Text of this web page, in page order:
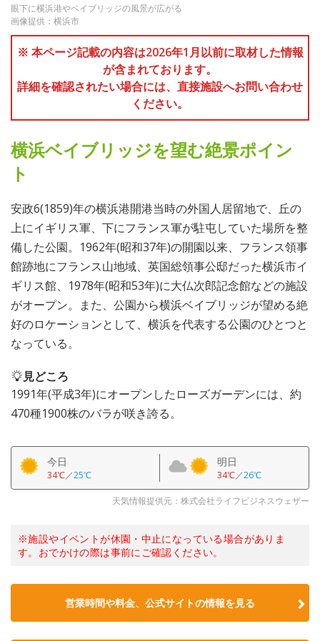
眼下に横浜港やベイブリッジの風景が広がる
画像提供：横浜市
※ 本ページ記載の内容は2026年1月以前に取材した情報
が含まれております。
詳細を確認されたい場合には、直接施設へお問い合わせ
ください。
横浜ベイブリッジを望む絶景ポイン
ト
安政6(1859)年の横浜港開港当時の外国人居留地で、丘の
上にイギリス軍、下にフランス軍が駐屯していた場所を整
備した公園。1962年(昭和37年)の開園以来、フランス領事
館跡地にフランス山地域、英国総領事公邸だった横浜市イ
ギリス館、1978年(昭和53年)に大仏次郎記念館などの施設
がオープン。また、公園から横浜ベイブリッジが望める絶
好のロケーションとして、横浜を代表する公園のひとつと
なっている。
見どころ
1991年(平成3年)にオープンしたローズガーデンには、約
470種1900株のバラが咲き誇る。
今日
34℃／25℃
明日
34℃／26℃
天気情報提供元：株式会社ライフビジネスウェザー
※施設やイベントが休園・中止になっている場合がありま
す。おでかけの際は事前にご確認ください。
営業時間や料金、公式サイトの情報を見る